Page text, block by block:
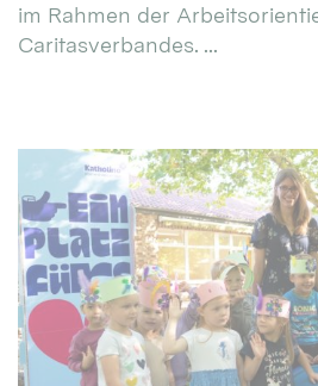
im Rahmen der
Caritasverbandes. ...